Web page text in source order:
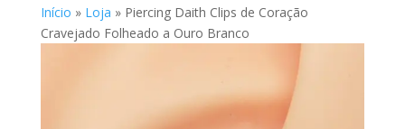
Início » Loja » Piercing Daith Clips de Coração
Cravejado Folheado a Ouro Branco